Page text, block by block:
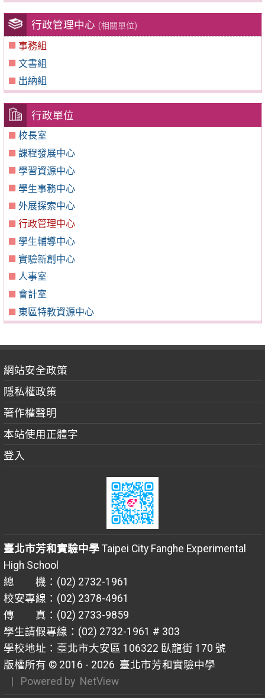
行政管理中心 (相關單位)
事務組
文書組
出納組
行政單位
校長室
課程發展中心
學習資源中心
學生事務中心
外展探索中心
行政管理中心
學生輔導中心
實驗新創中心
人事室
會計室
東區特教資源中心
網站安全政策
隱私權政策
著作權聲明
本站使用正體字
登入
臺北市芳和實驗中學Taipei City Fanghe Experimental
High School
總 機：(02) 2732-1961
校安專線：(02) 2378-4961
傳 真：(02) 2733-9859
學生請假專線：(02) 2732-1961 # 303
學校地址：臺北市大安區 106322 臥龍街 170 號
版權所有 © 2016 - 2026 臺北市芳和實驗中學
| Powered by NetView